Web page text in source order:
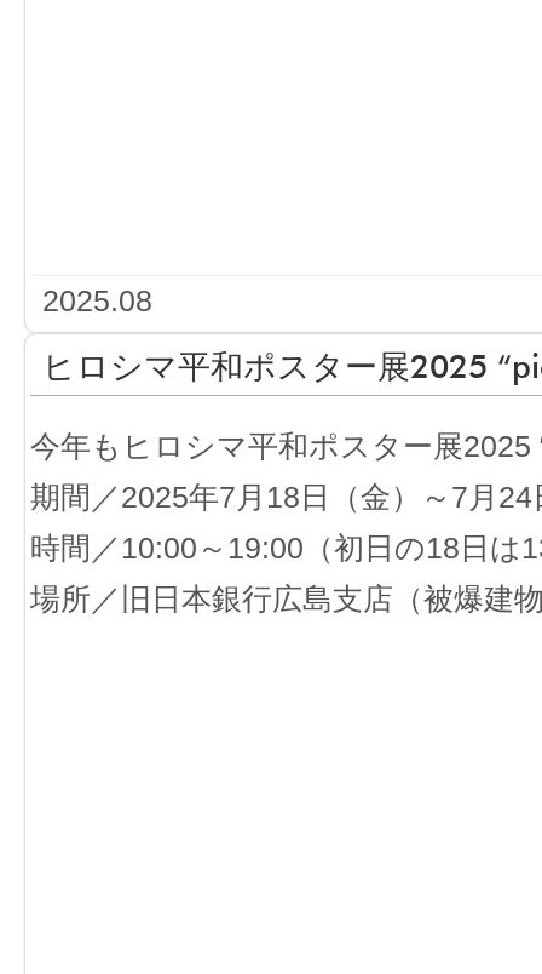
2025.08
ヒロシマ平和ポスター展2025
今年もヒロシマ平和ポスター展
期間／2025年7月18日（金）～7月
時間／10:00～19:00（初日の18日は
場所／旧日本銀行広島支店（被爆建